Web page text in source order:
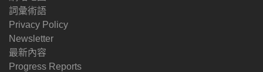
詞彙術語
Privacy Policy
Newsletter
最新內容
Progress Reports